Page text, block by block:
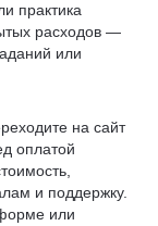
практика
расходов —
или
на сайт
оплатой
и поддержку.
или